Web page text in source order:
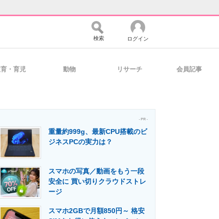
ュニティ マーケ×ITの今がよく分かる
活用を支援
検索 ログイン
・育児 動物 リサーチ 会員記事
- PR -
重量約999g、最新CPU搭載のビ
ジネスPCの実力は？
スマホの写真／動画をもう一段
安全に 買い切りクラウドストレ
ージ
スマホ2GBで月額850円～ 格安